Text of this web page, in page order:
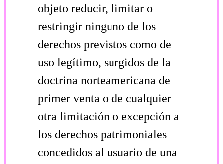
objeto reducir, limitar o
restringir ninguno de los
derechos previstos como de
uso legítimo, surgidos de la
doctrina norteamericana de
primer venta o de cualquier
otra limitación o excepción a
los derechos patrimoniales
concedidos al usuario de una